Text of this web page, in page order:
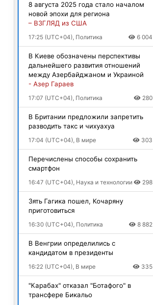
8 августа 2025 года стало началом
новой эпохи для региона
– ВЗГЛЯД из США
17:25 (UTC+04), Политика 6 004
В Киеве обозначены перспективы
дальнейшего развития отношений
между Азербайджаном и Украиной
- Азер Гараев
17:07 (UTC+04), Политика 280
В Британии предложили запретить
разводить такс и чихуахуа
17:04 (UTC+04), В мире 303
Перечислены способы сохранить
смартфон
16:47 (UTC+04), Наука и технологии 298
Зять Гагика пошел, Кочаряну
приготовиться
16:30 (UTC+04), Политика 8 882
В Венгрии определились с
кандидатом в президенты
16:22 (UTC+04), В мире 335
"Карабах" отказал "Ботафого" в
трансфере Бикальо